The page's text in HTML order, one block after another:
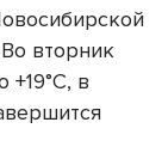
вторник
+19°С, в